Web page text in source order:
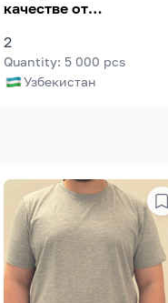
качестве от
95% 5%лайкра.
2
Quantity: 5 000 pcs
Узбекистан